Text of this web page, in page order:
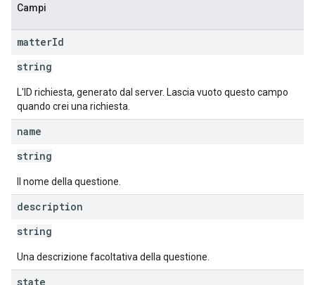
Campi
matterId
string
L'ID richiesta, generato dal server. Lascia vuoto questo campo
quando crei una richiesta.
name
string
Il nome della questione.
description
string
Una descrizione facoltativa della questione.
state